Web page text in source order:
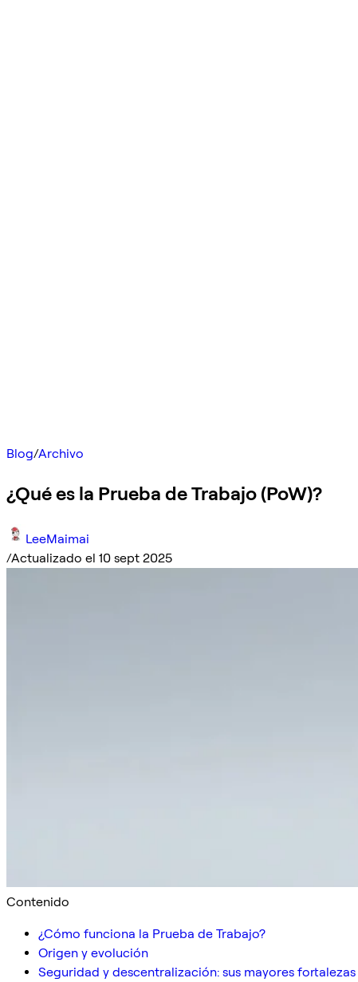
Blog/Archivo
¿Qué es la Prueba de Trabajo (PoW)?
LeeMaimai
/Actualizado el 10 sept 2025
Contenido
¿Cómo funciona la Prueba de Trabajo?
Origen y evolución
Seguridad y descentralización: sus mayores fortalezas